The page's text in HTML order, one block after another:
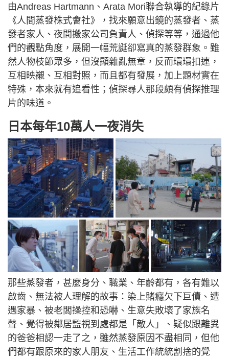
由Andreas Hartmann、Arata Mori聯合執導的紀錄片
《人間蒸發株式會社》，找來願意出鏡的蒸發者、蒸
發者家人、夜間搬家公司負責人、偵探等等，通過他
們的觀點角度，展開一幅荒誕卻寫真的蒸發群象。雖
然人物枝節眾多，但沒顯雜亂無章，反而環環扣連，
互相映襯、互相對照，而且都有發展，加上題材實在
特殊，本來就有追看性；偵探尋人那段頗有偵探推理
片的味道。
日本每年10萬人一夜消失
那些蒸發者，甚麼身分、職業、年齡都有，各有難以
啟齒、無法被人理解的故事：染上賭癮欠下巨債、遭
遇家暴、被老闆操控和恐嚇、生意失敗壞了家族名
聲、覺得被鄰居監視到處都是「敵人」、疑似跟離異
的爸爸相認一走了之，雖然蒸發原因不盡相同，但他
們都有跟原來的家人朋友、生活工作統統割捨的覺